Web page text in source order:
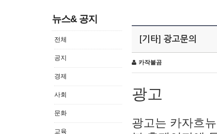
뉴스& 공지
전체
공지
경제
사회
문화
교육
[기타] 광고문의
카작불곰
광고
광고는 카자흐